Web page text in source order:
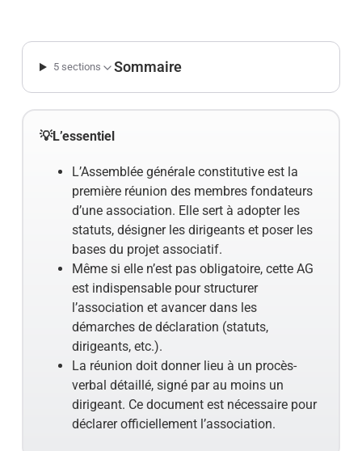
5 sections Sommaire
💡L’essentiel
L’Assemblée générale constitutive est la
première réunion des membres fondateurs
d’une association. Elle sert à adopter les
statuts, désigner les dirigeants et poser les
bases du projet associatif.
Même si elle n’est pas obligatoire, cette AG
est indispensable pour structurer
l’association et avancer dans les
démarches de déclaration (statuts,
dirigeants, etc.).
La réunion doit donner lieu à un procès-
verbal détaillé, signé par au moins un
dirigeant. Ce document est nécessaire pour
déclarer officiellement l’association.